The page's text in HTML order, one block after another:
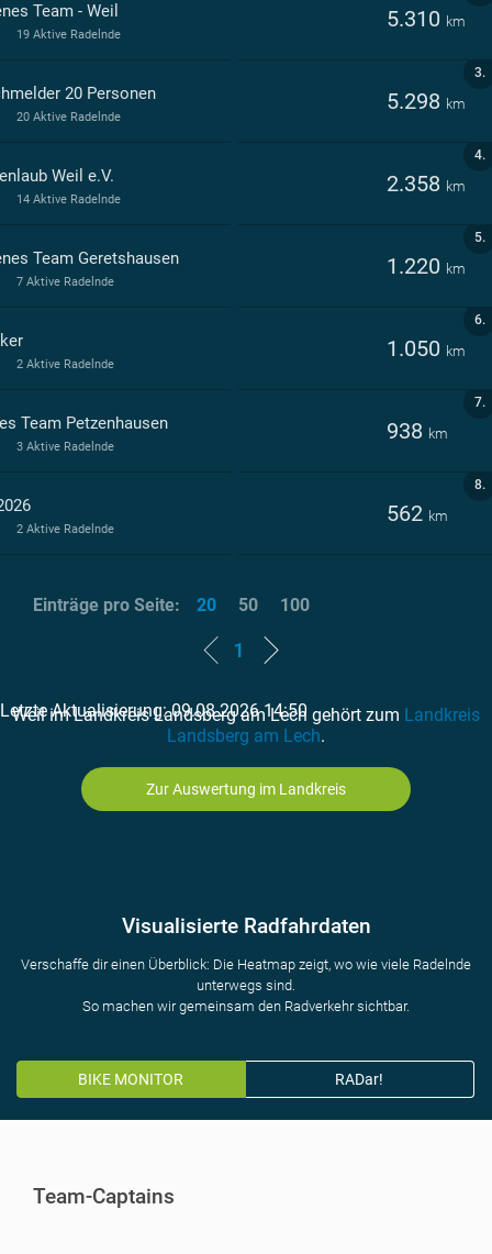
Team - Weil 5.310 km
19 Aktive Radelnde
3.
20 Personen 5.298 km
20 Aktive Radelnde
4.
Weil e.V. 2.358 km
14 Aktive Radelnde
5.
Team Geretshausen 1.220 km
7 Aktive Radelnde
6.
1.050 km
2 Aktive Radelnde
7.
Team Petzenhausen 938 km
3 Aktive Radelnde
8.
562 km
2 Aktive Radelnde
1
Letzte Aktualisierung: 09.08.2026 14:50
Einträge pro Seite: 20 50 100
Weil im Landkreis Landsberg am Lech gehört zum Landkreis
Landsberg am Lech.
Zur Auswertung im Landkreis
Visualisierte Radfahrdaten
Verschaffe dir einen Überblick: Die Heatmap zeigt, wo wie viele Radelnde
unterwegs sind.
So machen wir gemeinsam den Radverkehr sichtbar.
BIKE MONITOR RADar!
Team-Captains